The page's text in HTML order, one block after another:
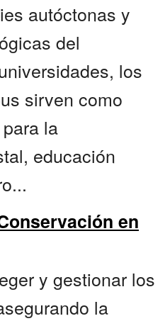
autóctonas y
del
los
sirven como
la
educación
en
y gestionar los
la